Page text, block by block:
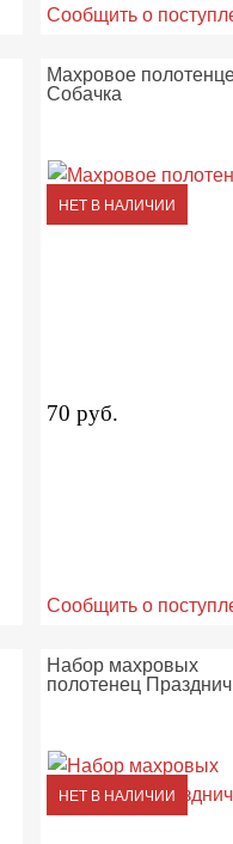
Сообщить о
Махровое
Собачка
НЕТ В НАЛИЧИИ
70 руб.
Сообщить о
Набор махровых
полотенец
НЕТ В НАЛИЧИИ